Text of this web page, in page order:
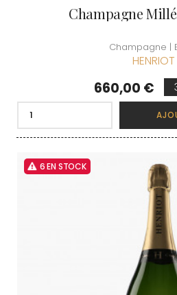
Champagne
Champagne |
HENRIOT
Prix
660,00 €
6 EN STOCK